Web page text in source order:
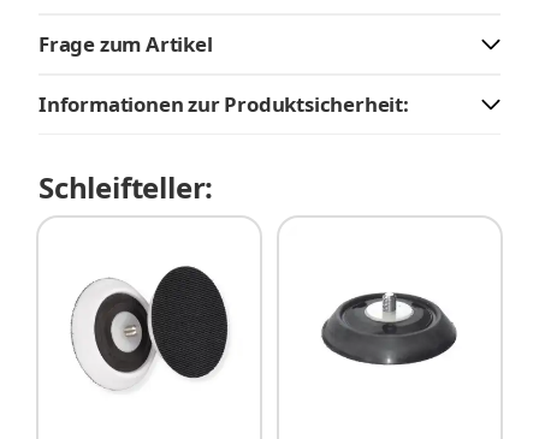
Frage zum Artikel
Informationen zur Produktsicherheit:
Schleifteller: